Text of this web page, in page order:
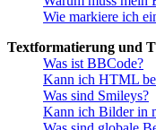
Wie markiere ich
Textformatierung und
Was ist BBCode?
Kann ich HTML
Was sind Smileys?
Kann ich Bilder in